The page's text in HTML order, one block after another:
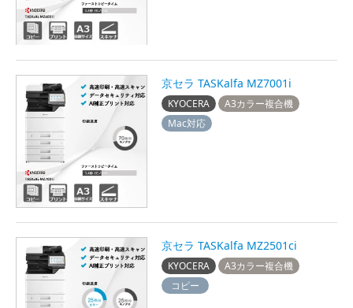
京セラ TASKalfa MZ7001i
KYOCERA
A3カラー複合機
Mac対応
京セラ TASKalfa MZ2501ci
KYOCERA
A3カラー複合機
コピー